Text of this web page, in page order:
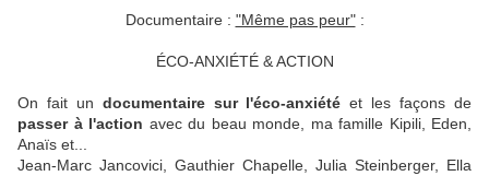
Documentaire : "Même pas peur":
ÉCO-ANXIÉTÉ & ACTION
On fait un documentaire sur l'éco-anxiété et les façons de
passer à l'action avec du beau monde, ma famille Kipili, Eden,
Anaïs et...
Jean-Marc Jancovici, Gauthier Chapelle, Julia Steinberger, Ella